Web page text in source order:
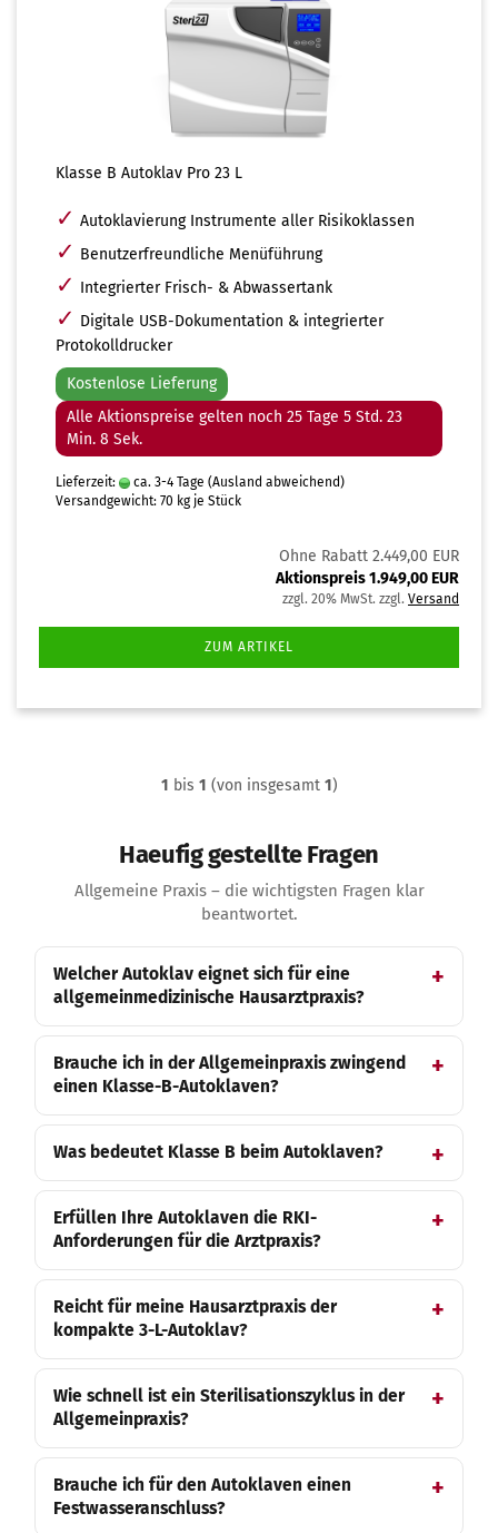
Klasse B Autoklav Pro 23 L
✓ Autoklavierung Instrumente aller Risikoklassen
✓ Benutzerfreundliche Menüführung
✓ Integrierter Frisch- & Abwassertank
✓ Digitale USB-Dokumentation & integrierter
Protokolldrucker
Kostenlose Lieferung
Alle Aktionspreise gelten noch 25 Tage 5 Std. 23
Min. 6 Sek.
Lieferzeit: ca. 3-4 Tage (Ausland abweichend)
Versandgewicht: 70 kg je Stück
Ohne Rabatt 2.449,00 EUR
Aktionspreis 1.949,00 EUR
zzgl. 20% MwSt. zzgl. Versand
ZUM ARTIKEL
1 bis 1 (von insgesamt 1)
Haeufig gestellte Fragen
Allgemeine Praxis – die wichtigsten Fragen klar
beantwortet.
Welcher Autoklav eignet sich für eine
allgemeinmedizinische Hausarztpraxis?
Brauche ich in der Allgemeinpraxis zwingend
einen Klasse-B-Autoklaven?
Was bedeutet Klasse B beim Autoklaven?
Erfüllen Ihre Autoklaven die RKI-
Anforderungen für die Arztpraxis?
Reicht für meine Hausarztpraxis der
kompakte 3-L-Autoklav?
Wie schnell ist ein Sterilisationszyklus in der
Allgemeinpraxis?
Brauche ich für den Autoklaven einen
Festwasseranschluss?